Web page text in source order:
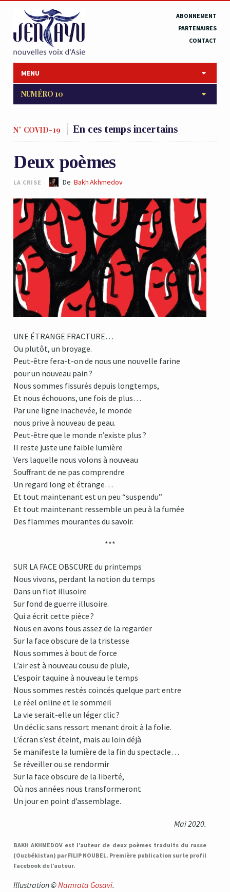
ABONNEMENT
PARTENAIRES
CONTACT
MENU
NUMÉRO 10
N° COVID-19 En ces temps incertains
Deux poèmes
LA CRISE De Bakh Akhmedov
UNE ÉTRANGE FRACTURE…
Ou plutôt, un broyage.
Peut-être fera-t-on de nous une nouvelle farine
pour un nouveau pain ?
Nous sommes fissurés depuis longtemps,
Et nous échouons, une fois de plus…
Par une ligne inachevée, le monde
nous prive à nouveau de peau.
Peut-être que le monde n’existe plus ?
Il reste juste une faible lumière
Vers laquelle nous volons à nouveau
Souffrant de ne pas comprendre
Un regard long et étrange…
Et tout maintenant est un peu “suspendu”
Et tout maintenant ressemble un peu à la fumée
Des flammes mourantes du savoir.
***
SUR LA FACE OBSCURE du printemps
Nous vivons, perdant la notion du temps
Dans un flot illusoire
Sur fond de guerre illusoire.
Qui a écrit cette pièce ?
Nous en avons tous assez de la regarder
Sur la face obscure de la tristesse
Nous sommes à bout de force
L’air est à nouveau cousu de pluie,
L’espoir taquine à nouveau le temps
Nous sommes restés coincés quelque part entre
Le réel online et le sommeil
La vie serait-elle un léger clic ?
Un déclic sans ressort menant droit à la folie.
L’écran s’est éteint, mais au loin déjà
Se manifeste la lumière de la fin du spectacle…
Se réveiller ou se rendormir
Sur la face obscure de la liberté,
Où nos années nous transformeront
Un jour en point d’assemblage.
Mai 2020.
BAKH AKHMEDOV est l’auteur de deux poèmes traduits du russe
(Ouzbékistan) par FILIP NOUBEL. Première publication sur le profil
Facebook de l’auteur.
Illustration ©Namrata Gosavi.